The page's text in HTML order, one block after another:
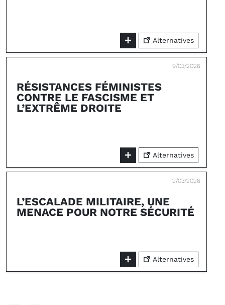
Alternatives
9/03/2026
RÉSISTANCES FÉMINISTES
CONTRE LE FASCISME ET
L’EXTRÊME DROITE
Alternatives
2/03/2026
L’ESCALADE MILITAIRE, UNE
MENACE POUR NOTRE SÉCURITÉ
Alternatives